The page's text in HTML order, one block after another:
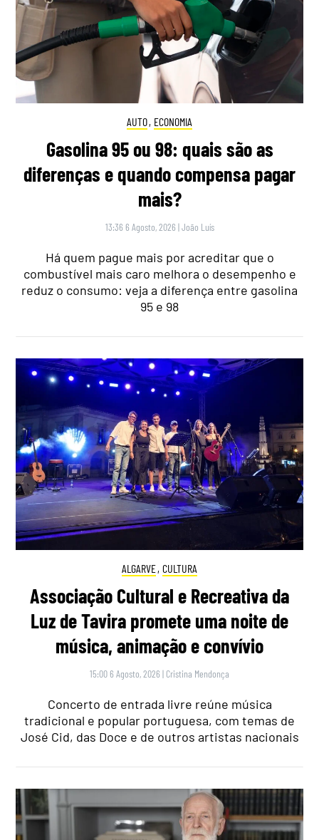
AUTO, ECONOMIA
Gasolina 95 ou 98: quais são as
diferenças e quando compensa pagar
mais?
13:36 6 Agosto, 2026 |João Luís
Há quem pague mais por acreditar que o
combustível mais caro melhora o desempenho e
reduz o consumo: veja a diferença entre gasolina
95 e 98
ALGARVE, CULTURA
Associação Cultural e Recreativa da
Luz de Tavira promete uma noite de
música, animação e convívio
15:00 6 Agosto, 2026 | Cristina Mendonça
Concerto de entrada livre reúne música
tradicional e popular portuguesa, com temas de
José Cid, das Doce e de outros artistas nacionais